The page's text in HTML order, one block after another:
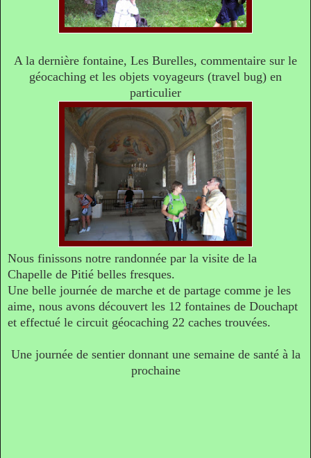
A la dernière fontaine, Les Burelles, commentaire sur le
géocaching et les objets voyageurs (travel bug) en
particulier
Nous finissons notre randonnée par la visite de la
Chapelle de Pitié belles fresques.
Une belle journée de marche et de partage comme je les
aime, nous avons découvert les 12 fontaines de Douchapt
et effectué le circuit géocaching 22 caches trouvées.
Une journée de sentier donnant une semaine de santé à la
prochaine